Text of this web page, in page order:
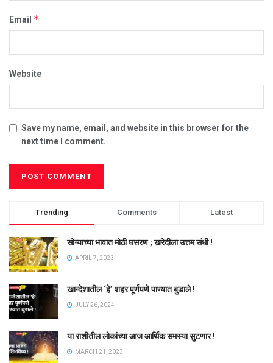
Email *
Website
Save my name, email, and website in this browser for the
next time I comment.
Trending Comments Latest
सोन्याच्या भावात मोठी घसरण ; खरेदीला उत्तम संधी !
APRIL 7, 2023
खान्देशातील ‘हे’ शहर पूर्णपणे पाण्यात बुडाले !
JULY 26, 2024
या राशीतील लोकांच्या आज आर्थिक समस्या सुटणार !
MARCH 21, 2023